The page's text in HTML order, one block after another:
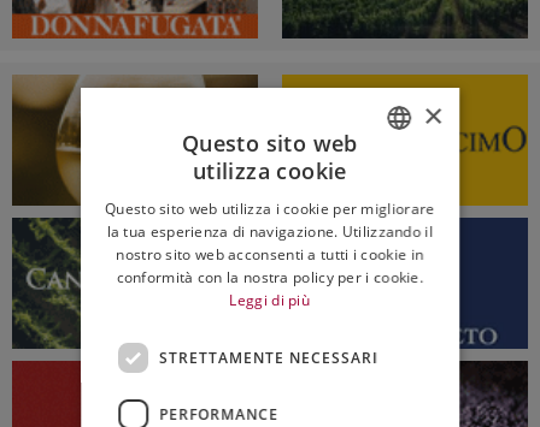
ENGLISH
×
Questo sito web
utilizza cookie
Questo sito web utilizza i cookie per migliorare
la tua esperienza di navigazione. Utilizzando il
nostro sito web acconsenti a tutti i cookie in
conformità con la nostra policy per i cookie.
Leggi di più
STRETTAMENTE NECESSARI
PERFORMANCE